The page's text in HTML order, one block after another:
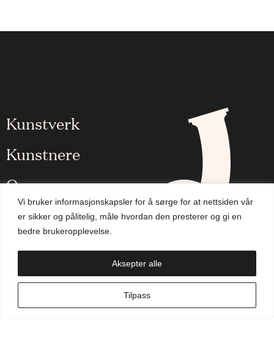
Vi bruker informasjonskapsler for å sørge for at nettsiden vår
er sikker og pålitelig, måle hvordan den presterer og gi en
bedre brukeropplevelse.
Tilpass
Aksepter alle
Kunstverk
Kunstnere
Om oss
Aktuelt
Handlekurv
NO